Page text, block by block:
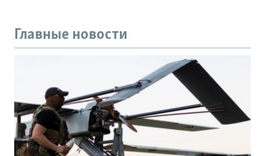
Главные новости